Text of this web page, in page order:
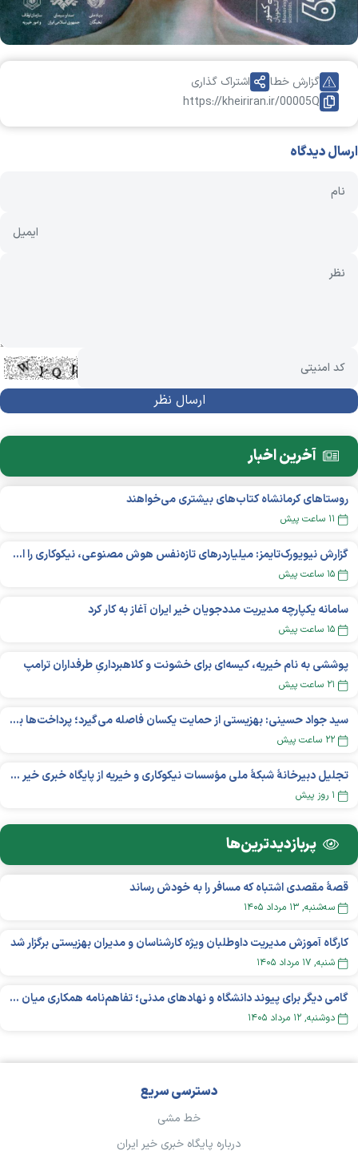
https://kheiriran.ir/00005Q
گزارش خطا اشتراک گذاری
ارسال دیدگاه
آخرین اخبار
روستاهای کرمانشاه کتاب‌های بیشتری می‌خواهند
۱۱ ساعت پیش
گزارش نیویورک‌تایمز: میلیاردر‌های تازه‌نفس هوش مصنوعی، نیکوکاری را انتخاب می‌کنند؟
۱۵ ساعت پیش
سامانه یکپارچه مدیریت مددجویان خیر ایران آغاز به کار کرد
۱۵ ساعت پیش
پوششی به نام خیریه، کیسه‌ای برای خشونت و کلاهبرداریِ طرفداران ترامپ
۲۱ ساعت پیش
سید جواد حسینی: بهزیستی از حمایت یکسان فاصله می‌گیرد؛ پرداخت‌ها بر اساس نوع معلولیت و میزان نیاز تغییر می‌کند
۲۲ ساعت پیش
تجلیل دبیرخانۀ شبکۀ ملی مؤسسات نیکوکاری و خیریه از پایگاه خبری خیر ایران
۱ روز پیش
پربازدید‌ترین‌ها
قصهٔ مقصدی اشتباه که مسافر را به خودش رساند
سه‌شنبه, ۱۳ مرداد ۱۴۰۵
کارگاه آموزش مدیریت داوطلبان ویژه کارشناسان و مدیران بهزیستی برگزار شد
شنبه, ۱۷ مرداد ۱۴۰۵
گامی دیگر برای پیوند دانشگاه و نهادهای مدنی؛ تفاهم‌نامه همکاری میان «شبکه ملی» و «دانشگاه هنر ایران» منعقد شد
دوشنبه, ۱۲ مرداد ۱۴۰۵
دسترسی سریع
خط مشی
درباره پایگاه خبری خیر ایران